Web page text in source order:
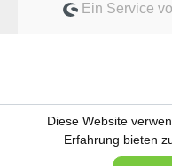
Ein Service
Diese Website
Erfahrung bieten